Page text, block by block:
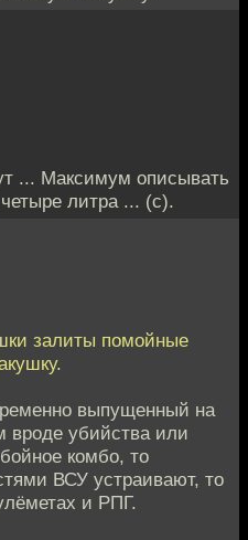
... Максимум описывать
литра ... (с).
залиты помойные
выпущенный на
вроде убийства или
комбо, то
ВСУ устраивают, то
и РПГ.